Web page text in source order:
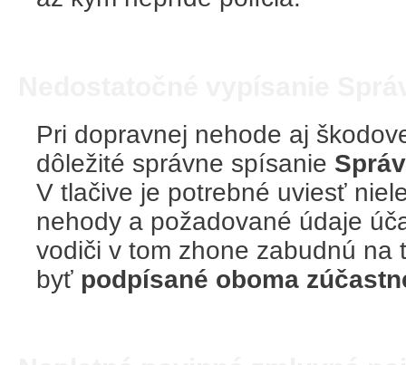
Pri dopravnej nehode aj
dôležité správne spísanie
V tlačive je potrebné uviesť
nehody a požadované údaje
vodiči v tom zhone zabudnú na
byť podpísané oboma